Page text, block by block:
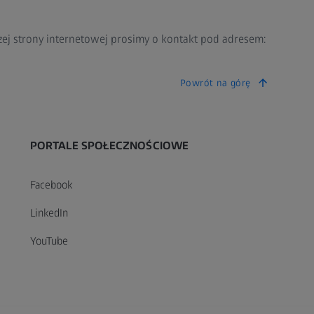
strony internetowej prosimy o kontakt pod adresem:
Powrót na górę
PORTALE SPOŁECZNOŚCIOWE
Facebook
LinkedIn
YouTube